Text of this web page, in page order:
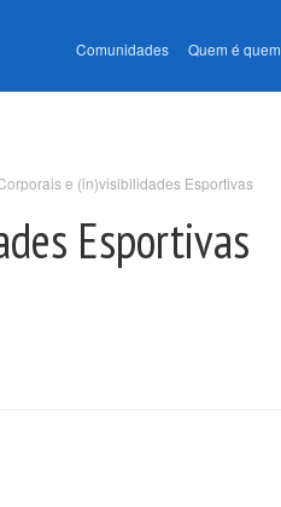
Comunidades Quem é quem
e (in)visibilidades Esportivas
Esportivas